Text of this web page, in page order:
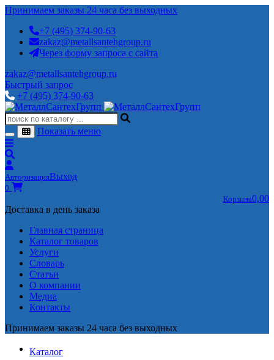
Принимаем заказы 24 часа без выходных
+7 (495) 374-90-63
zakaz@metallsantehgroup.ru
Через форму запроса с сайта
zakaz@metallsantehgroup.ru
Быстрый запрос
+7 (495) 374-90-63
Показать меню
АвторизацияВыход
0
Корзина0,00
Доставка в день заказа
Главная страница
Каталог товаров
Услуги
Словарь
Статьи
О компании
Медиа
Контакты
Принимаем заказы 24 часа без выходных
Каталог